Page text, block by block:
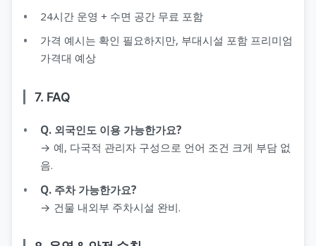
24시간 운영 + 수면 공간 무료 포함
가격 예시는 확인 필요하지만, 부대시설 포함 프리미엄
가격대 예상
7. FAQ
Q. 외국인도 이용 가능한가요?
→ 예, 다국적 관리자 구성으로 언어 조건 크게 부담 없
음.
Q. 주차 가능한가요?
→ 건물 내외부 주차시설 완비.